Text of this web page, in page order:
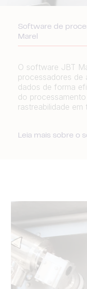
Software de
Marel
O software JBT
processadores de
dados de forma
do
rastreabilidade
Leia mais sobre o